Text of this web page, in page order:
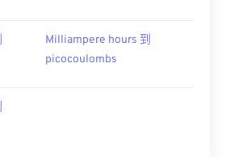
Milliampere hours 到
picocoulombs